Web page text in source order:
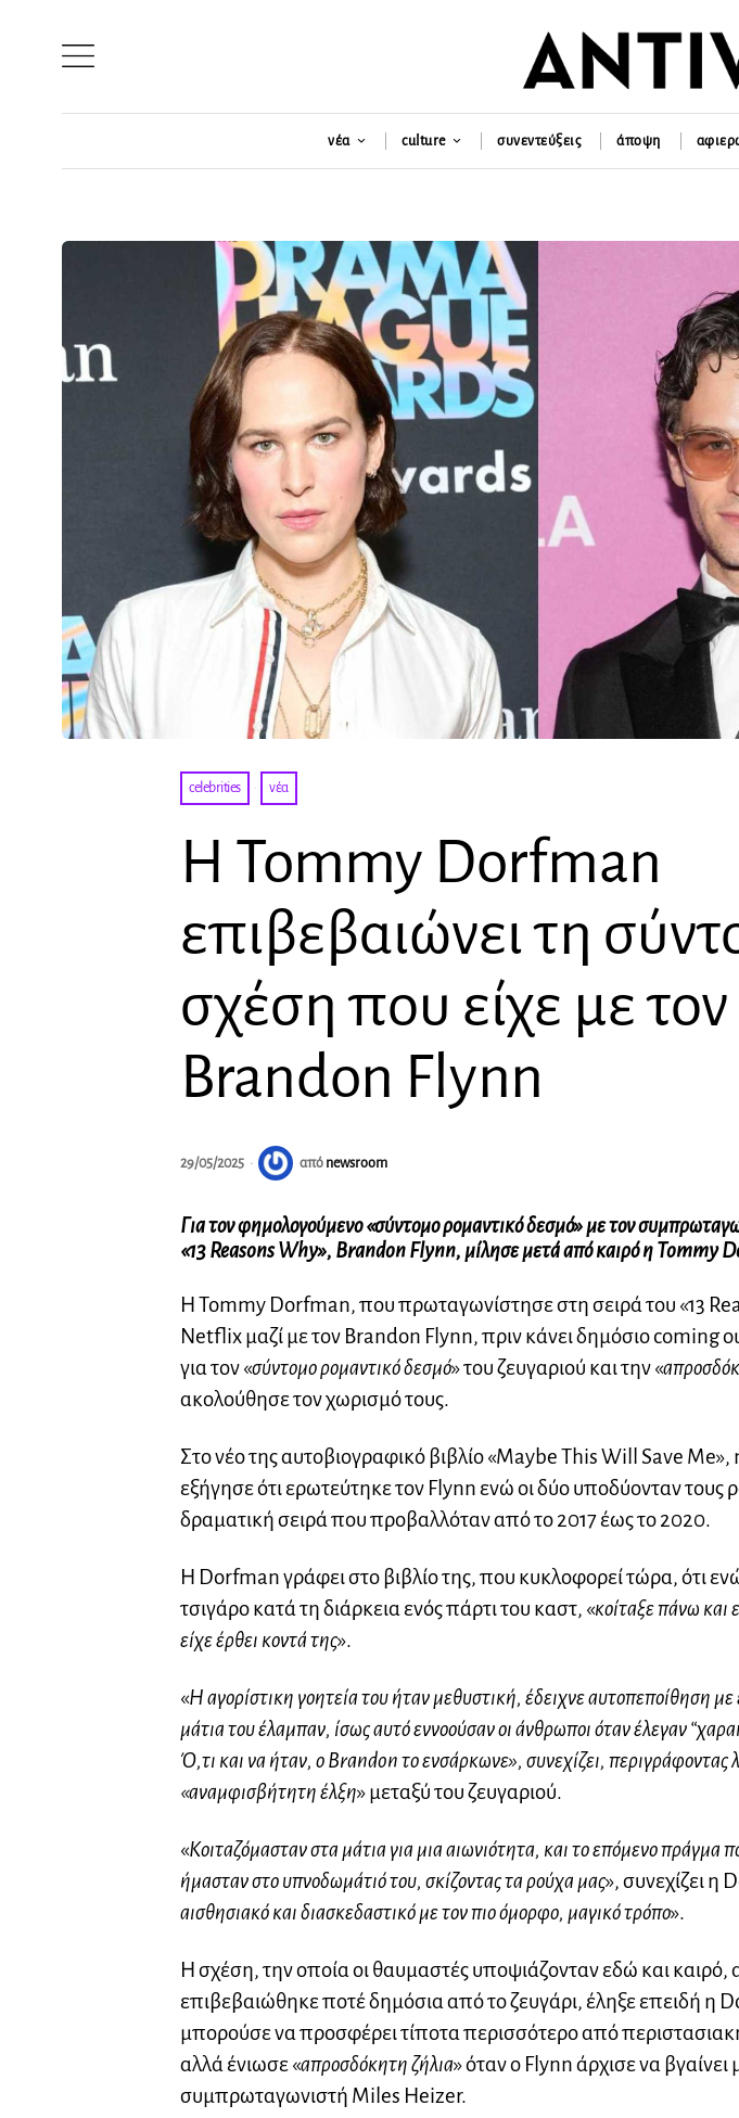
νέα culture συνεντεύξεις άποψη
celebrities · νέα
Η Tommy Dorfman
επιβεβαιώνει τη
σχέση που είχε με τον
Brandon Flynn
29/05/2025 από newsroom
Για τον φημολογούμενο «σύντομο ρομαντικό δεσμό» με τον
«13 Reasons Why», Brandon Flynn, μίλησε μετά από καιρό η Tommy
Η Tommy Dorfman, που πρωταγωνίστησε στη σειρά του «13
Netflix μαζί με τον Brandon Flynn, πριν κάνει δημόσιο coming
για τον «σύντομο ρομαντικό δεσμό» του ζευγαριού και την «
ακολούθησε τον χωρισμό τους.
Στο νέο της αυτοβιογραφικό βιβλίο «Maybe This Will Save
εξήγησε ότι ερωτεύτηκε τον Flynn ενώ οι δύο υποδύονταν τους
δραματική σειρά που προβαλλόταν από το 2017 έως το 2020.
Η Dorfman γράφει στο βιβλίο της, που κυκλοφορεί τώρα, ότι
τσιγάρο κατά τη διάρκεια ενός πάρτι του καστ, «κοίταξε πάνω και
είχε έρθει κοντά της».
«Η αγορίστικη γοητεία του ήταν μεθυστική, έδειχνε αυτοπεποίθηση με
μάτια του έλαμπαν, ίσως αυτό εννοούσαν οι άνθρωποι όταν έλεγαν
Ό,τι και να ήταν, ο Brandon το ενσάρκωνε», συνεχίζει, περιγράφοντας
«αναμφισβήτητη έλξη» μεταξύ του ζευγαριού.
«Κοιταζόμασταν στα μάτια για μια αιωνιότητα, και το επόμενο πράγμα
ήμασταν στο υπνοδωμάτιό του, σκίζοντας τα ρούχα μας», συνεχίζει η
αισθησιακό και διασκεδαστικό με τον πιο όμορφο, μαγικό τρόπο».
Η σχέση, την οποία οι θαυμαστές υποψιάζονταν εδώ και καιρό,
επιβεβαιώθηκε ποτέ δημόσια από το ζευγάρι, έληξε επειδή η
μπορούσε να προσφέρει τίποτα περισσότερο από
αλλά ένιωσε «απροσδόκητη ζήλια» όταν ο Flynn άρχισε να βγαίνει
συμπρωταγωνιστή Miles Heizer.